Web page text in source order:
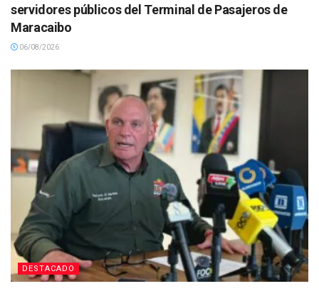
servidores públicos del Terminal de Pasajeros de
Maracaibo
06/08/2026
DESTACADO